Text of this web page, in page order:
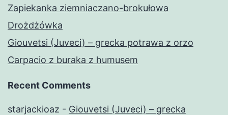
Zapiekanka ziemniaczano-brokułowa
Drożdżówka
Giouvetsi (Juveci) – grecka potrawa z orzo
Carpacio z buraka z humusem
Recent Comments
starjackioaz - Giouvetsi (Juveci) – grecka